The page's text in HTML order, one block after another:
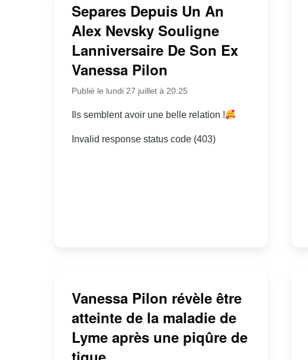
Separes Depuis Un An
Alex Nevsky Souligne
Lanniversaire De Son Ex
Vanessa Pilon
Publié le lundi 27 juillet à 20:25
Ils semblent avoir une belle relation !
Invalid response status code (403)
Vanessa Pilon révèle être
atteinte de la maladie de
Lyme après une piqûre de